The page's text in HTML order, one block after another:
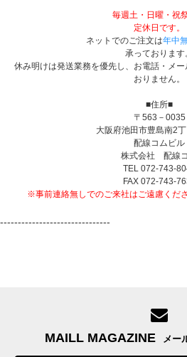
毎週土・日曜・祝
定休日です。
ネットでのご注文は年中
承っております
休み明けは発送業務を優先し、お電話・メ
おりません。
■住所■
〒563－0035
大阪府池田市豊島南2
配線コムビル
株式会社 配線
TEL 072-743-
FAX 072-743-
※事前連絡無しでのご来社はご遠慮くだ
-------------------------------
MAILL MAGAZINE メー